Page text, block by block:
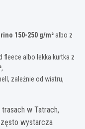
150-250 g/m²albo z
fleece albo lekka kurtka z
,
zależnie od wiatru,
w Tatrach,
wystarcza